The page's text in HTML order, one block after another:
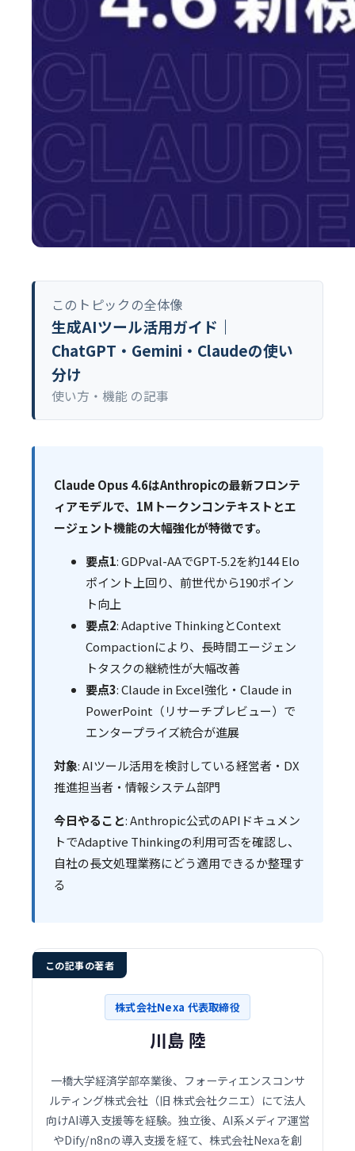
このトピックの全体像
生成AIツール活用ガイド｜
ChatGPT・Gemini・Claudeの使い
分け
使い方・機能 の記事
Claude Opus 4.6はAnthropicの最新フロンテ
ィアモデルで、1Mトークンコンテキストとエ
ージェント機能の大幅強化が特徴です。
要点1: GDPval-AAでGPT-5.2を約144 Elo
ポイント上回り、前世代から190ポイン
ト向上
要点2: Adaptive ThinkingとContext
Compactionにより、長時間エージェン
トタスクの継続性が大幅改善
要点3: Claude in Excel強化・Claude in
PowerPoint（リサーチプレビュー）で
エンタープライズ統合が進展
対象: AIツール活用を検討している経営者・DX
推進担当者・情報システム部門
今日やること: Anthropic公式のAPIドキュメン
トでAdaptive Thinkingの利用可否を確認し、
自社の長文処理業務にどう適用できるか整理す
る
この記事の著者
株式会社Nexa 代表取締役
川島 陸
一橋大学経済学部卒業後、フォーティエンスコンサ
ルティング株式会社（旧 株式会社クニエ）にて法人
向けAI導入支援等を経験。独立後、AI系メディア運営
やDify/n8nの導入支援を経て、株式会社Nexaを創